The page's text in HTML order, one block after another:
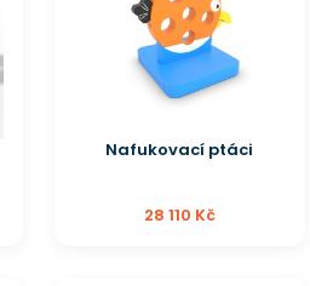
Nafukovací ptáci
28 110 Kč